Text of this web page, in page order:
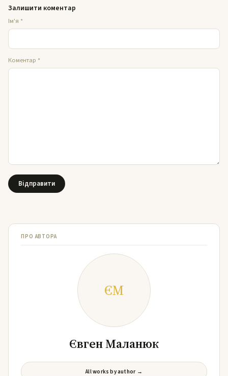
Залишити коментар
Ім'я *
Коментар *
ПРО АВТОРА
ЄМ
Євген Маланюк
All works by author →